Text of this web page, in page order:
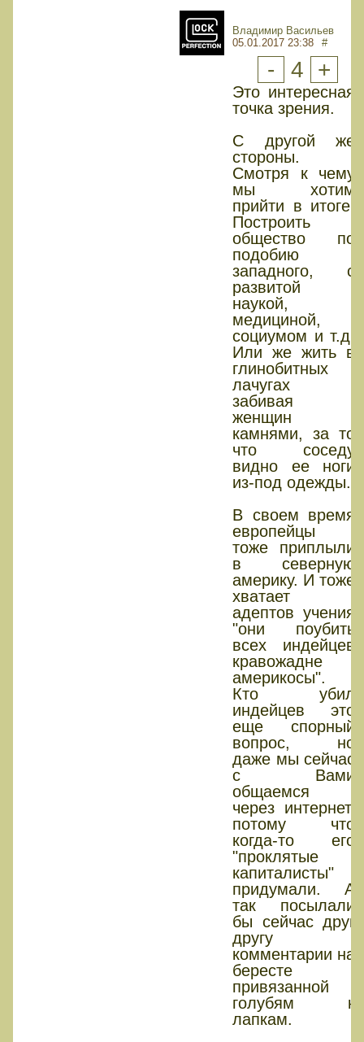
Владимир Васильев
05.01.2017 23:38
#
- 4 +
Это интересная
точка зрения.
С другой же
стороны.
Смотря к чему
мы хотим
прийти в итоге.
Построить
общество по
подобию
западного, с
развитой
наукой,
медициной,
социумом и т.д.
Или же жить в
глинобитных
лачугах
забивая
женщин
камнями, за то
что соседу
видно ее ноги
из-под одежды.
В своем время
европейцы
тоже приплыли
в северную
америку. И тоже
хватает
адептов учения
"они поубить
всех индейцев
кравожадне
америкосы".
Кто убил
индейцев это
еще спорный
вопрос, но
даже мы сейчас
с Вами
общаемся
через интернет,
потому что
когда-то его
"проклятые
капиталисты"
придумали. А
так посылали
бы сейчас друг
другу
комментарии на
бересте
привязанной
голубям к
лапкам.